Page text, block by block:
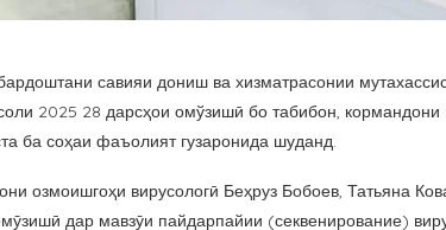
савияи дониш ва хизматрасонии
2025 28 дарсҳои омўзишӣ бо табибон,
ба соҳаи фаъолият гузаронида шуданд.
озмоишгоҳи вирусологӣ Беҳруз Бобоев, Татьяна
дар мавзӯи пайдарпайии (секвенирование)